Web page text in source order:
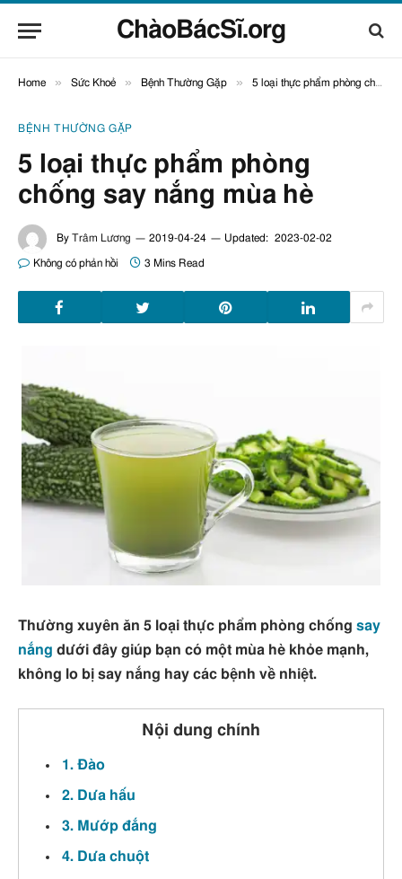
ChàoBácSĩ.org
Home » Sức Khoẻ » Bệnh Thường Gặp » 5 loại thực phẩm phòng chống say nắng mùa hè
BỆNH THƯỜNG GẶP
5 loại thực phẩm phòng
chống say nắng mùa hè
By Trâm Lương 2019-04-24 Updated: 2023-02-02
Không có phản hồi 3 Mins Read
Thường xuyên ăn 5 loại thực phẩm phòng chống say
nắng dưới đây giúp bạn có một mùa hè khỏe mạnh,
không lo bị say nắng hay các bệnh về nhiệt.
Nội dung chính
1. Đào
2. Dưa hấu
3. Mướp đắng
4. Dưa chuột